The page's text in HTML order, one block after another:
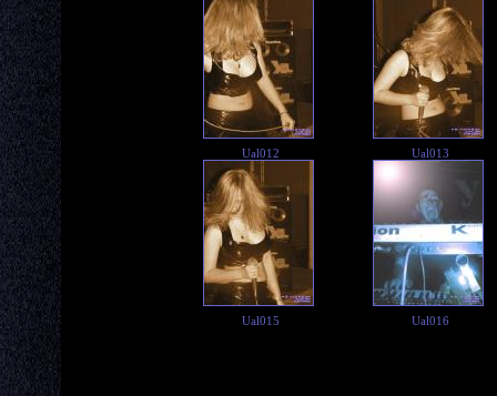
Ual012 Ual013
Ual015 Ual016